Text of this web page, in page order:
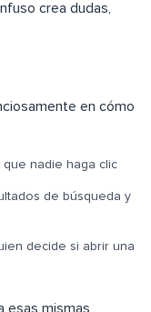
crea dudas,
en cómo
que nadie haga clic
de búsqueda y
decide si abrir una
esas mismas